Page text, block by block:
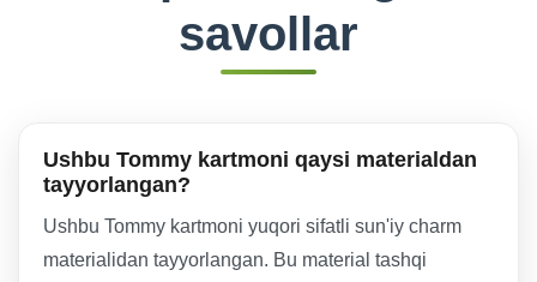
savollar
Ushbu Tommy kartmoni qaysi materialdan
tayyorlangan?
Ushbu Tommy kartmoni yuqori sifatli sun'iy charm
materialidan tayyorlangan. Bu material tashqi